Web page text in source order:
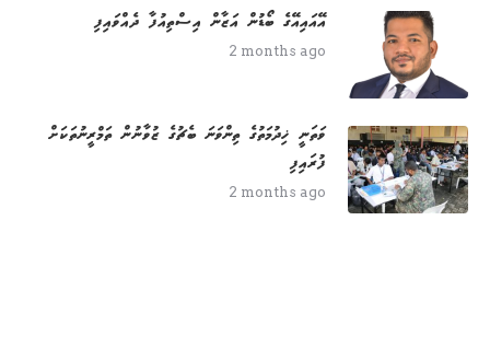
އޭއައިއޭގެ ބޯޑުން އަޒާން އިސްތިއުފާ ދެއްވައިފި
2 months ago
ވަތަނީ ޚިދުމަތުގެ ތިންވަނަ ބެޗުގެ ޒުވާނުން ތަމްރީނުތަކަށް
ފުރައިފި
2 months ago